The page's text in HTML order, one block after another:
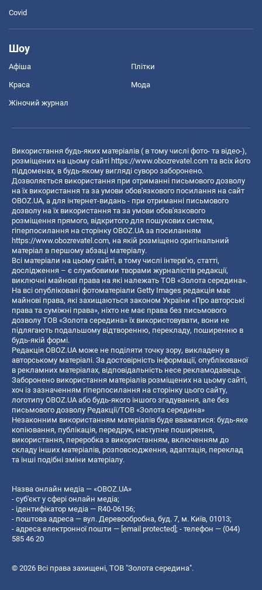
Covid
Шоу
Афіша Плітки
Краса Мода
Жіночий журнал
Використання будь-яких матеріалів ( в тому числі фото- та відео-),
розміщених на цьому сайті https://www.obozrevatel.com та всіх його
піддоменах, в будь-якому вигляді суворо заборонено.
Дозволяється використання при отриманні письмового дозволу
на їх використання та за умови обов'язкового посилання на сайт
OBOZ.UA, а для інтернет-видань - при отриманні письмового
дозволу на їх використання та за умови обов'язкового
розміщення прямого, відкритого для пошукових систем,
гіперпосилання на сторінку OBOZ.UA за посиланням
https://www.obozrevatel.com, на якій розміщено оригінальний
матеріал в першому абзаці матеріалу.
Всі матеріали на цьому сайті, в тому числі інтерв’ю, статті,
дослідження – є службовими творами журналістів редакції,
виключні майнові права на які належать ТОВ «Золота середина».
На всі опубліковані фотоматеріали Getty Images редакція має
майнові права, які захищаються законом України «Про авторські
права та суміжні права», ніхто не має права без письмового
дозволу ТОВ «Золота середина» їх використовувати, вони не
підлягають подальшому відтворенню, перекладу, поширенню в
будь-якій формі.
Редакція OBOZ.UA може не поділяти точку зору, викладену в
авторському матеріалі. За достовірність інформації, опублікованої
в рекламних матеріалах, відповідальність несе рекламодавець.
Заборонено використання матеріалів розміщених на цьому сайті,
хоч із зазначенням гіперпосилання на сторінку цього сайту,
логотипу OBOZ.UA або будь-якого іншого згадування, але без
письмового дозволу Редакції/ТОВ «Золота середина»
Незаконним використанням матеріалів буде вважатися: будь-яке
копiювання, публiкацiя, передрук, наступне поширення,
використання, переробка з використанням, включенням до
складу інших матеріалів, розповсюдження, адаптація, переклад
та інші подібні зміни матеріалу.
Назва онлайн медіа — «OBOZ.UA»
- суб'єкт у сфері онлайн медіа;
- ідентифікатор медіа — R40-06156;
- поштова адреса — вул. Деревообробна, буд. 7, м. Київ, 01013;
- адреса електронної пошти — [email protected] ; - телефон — (044)
585 46 20
© 2026 Всі права захищені, ТОВ "Золота середина".